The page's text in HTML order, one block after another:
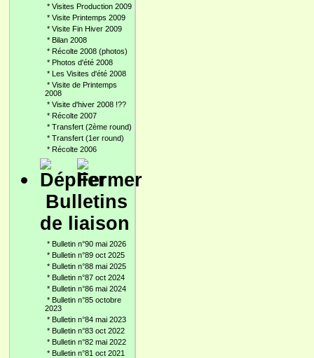
* Visites Production 2009
* Visite Printemps 2009
* Visite Fin Hiver 2009
* Bilan 2008
* Récolte 2008 (photos)
* Photos d'été 2008
* Les Visites d'été 2008
* Visite de Printemps
2008
* Visite d'hiver 2008 !??
* Récolte 2007
* Transfert (2ème round)
* Transfert (1er round)
* Récolte 2006
Bulletins
de liaison
* Bulletin n°90 mai 2026
* Bulletin n°89 oct 2025
* Bulletin n°88 mai 2025
* Bulletin n°87 oct 2024
* Bulletin n°86 mai 2024
* Bulletin n°85 octobre
2023
* Bulletin n°84 mai 2023
* Bulletin n°83 oct 2022
* Bulletin n°82 mai 2022
* Bulletin n°81 oct 2021